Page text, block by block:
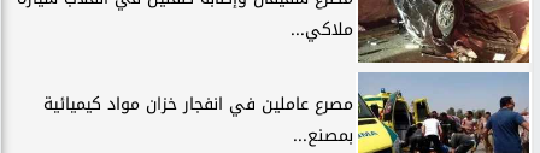
ملاكي...
مصرع عاملين في انفجار خزان مواد كيميائية
بمصنع...